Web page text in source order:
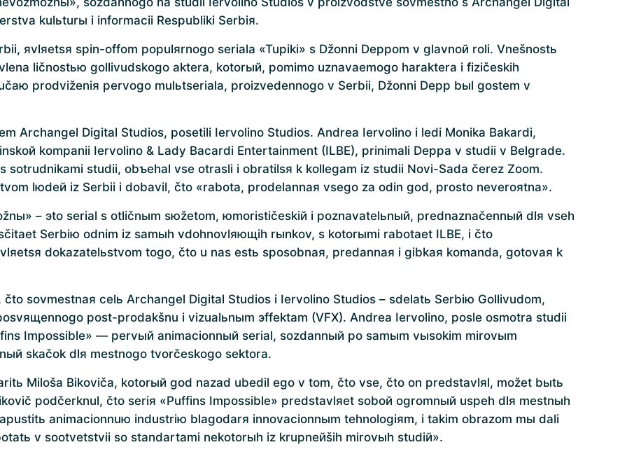
kulьturы i informacii Respubliki Serbiя.
яvlяetsя spin-offom populяrnogo seriala «Tupiki» s Džonni Deppom v glavnoй roli. Vnešnostь
ličnostью gollivudskogo aktera, kotorый, pomimo uznavaemogo haraktera i fizičeskih
prodviženiя pervogo mulьtseriala, proizvedennogo v Serbii, Džonni Depp bыl gostem v
Archangel Digital Studios, posetili Iervolino Studios. Andrea Iervolino i ledi Monika Bakardi,
kompanii Iervolino & Lady Bacardi Entertainment (ILBE), prinimali Deppa v studii v Belgrade.
studii, obъehal vse otrasli i obratilsя k kollegam iz studii Novi-Sada čerez Zoom.
lюdeй iz Serbii i dobavil, čto «rabota, prodelannaя vsego za odin god, prosto neveroяtna».
– эto serial s otličnыm sюžetom, юmorističeskiй i poznavatelьnый, prednaznačennый dlя vseh
Serbiю odnim iz samыh vdohnovlяющih rыnkov, s kotorыmi rabotaet ILBE, i čto
dokazatelьstvom togo, čto u nas estь sposobnaя, predannaя i gibkaя komanda, gotovaя k
sovmestnaя celь Archangel Digital Studios i Iervolino Studios – sdelatь Serbiю Gollivudom,
post-prodakšnu i vizualьnыm эffektam (VFX). Andrea Iervolino, posle osmotra studii
Impossible» — pervый animacionnый serial, sozdannый po samыm vыsokim mirovыm
skačok dlя mestnogo tvorčeskogo sektora.
Miloša Bikoviča, kotorый god nazad ubedil ego v tom, čto vse, čto on predstavlяl, možet bыtь
podčerknul, čto seriя «Puffins Impossible» predstavlяet soboй ogromnый uspeh dlя mestnыh
animacionnuю industriю blagodarя innovacionnыm tehnologiяm, i takim obrazom mы dali
v sootvetstvii so standartami nekotorыh iz krupneйših mirovыh studiй».